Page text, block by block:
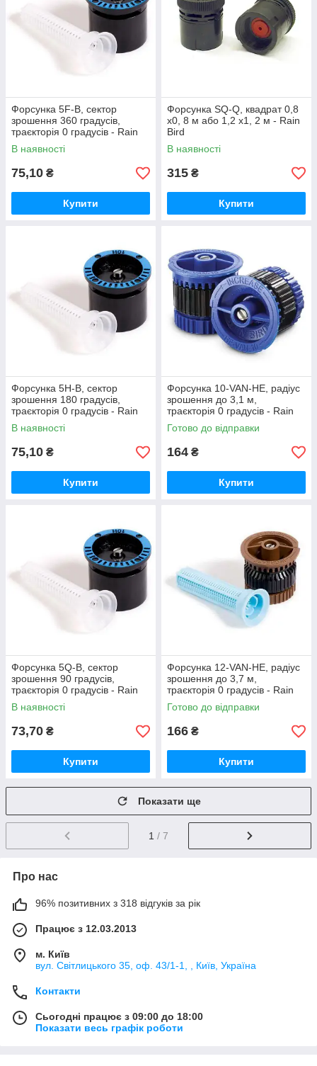
Форсунка 5F-B, сектор
зрошення 360 градусів,
траєкторія 0 градусів - Rain
Bird
В наявності
75,10 ₴
Купити
Форсунка SQ-Q, квадрат 0,8
х0, 8 м або 1,2 х1, 2 м - Rain
Bird
В наявності
315 ₴
Купити
Форсунка 5H-B, сектор
зрошення 180 градусів,
траєкторія 0 градусів - Rain
Bird
В наявності
75,10 ₴
Купити
Форсунка 10-VAN-HE, радіус
зрошення до 3,1 м,
траєкторія 0 градусів - Rain
Bird
Готово до відправки
164 ₴
Купити
Форсунка 5Q-B, сектор
зрошення 90 градусів,
траєкторія 0 градусів - Rain
Bird
В наявності
73,70 ₴
Купити
Форсунка 12-VAN-HE, радіус
зрошення до 3,7 м,
траєкторія 0 градусів - Rain
Bird
Готово до відправки
166 ₴
Купити
Показати ще
1 / 7
Про нас
96% позитивних з 318 відгуків за рік
Працює з 12.03.2013
м. Київ
вул. Світлицького 35, оф. 43/1-1, , Київ, Україна
Контакти
Сьогодні працює з 09:00 до 18:00
Показати весь графік роботи